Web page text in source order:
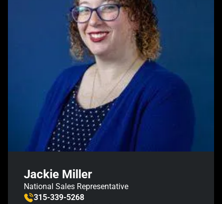
Jackie Miller
National Sales Representative
315-339-5268